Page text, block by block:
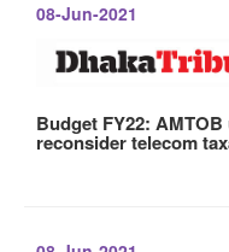
08-Jun-2021
Budget FY22:
reconsider telecom